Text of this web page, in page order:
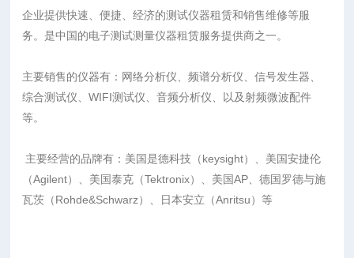
企业提供快速、便捷、经济的测试仪器租赁和销售维修等服
务。是中国的电子测试测量仪器租赁服务提供商之一。
主要销售的仪器有：网络分析仪、频谱分析仪、信号发生器、
综合测试仪、WIFI测试仪、音频分析仪、以及射频微波配件
等。
主要经营的品牌有：美国是德科技（keysight）、美国安捷伦
（Agilent）、美国泰克（Tektronix）、美国AP、德国罗德与施
瓦茨（Rohde&Schwarz）、日本安立（Anritsu）等